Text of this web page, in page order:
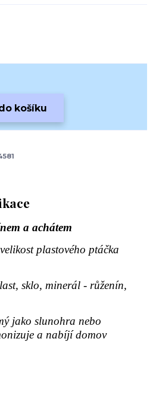
košíku
a achátem
elikost plastového ptáčka
sklo, minerál - růženín,
jako slunohra nebo
a nabíjí domov